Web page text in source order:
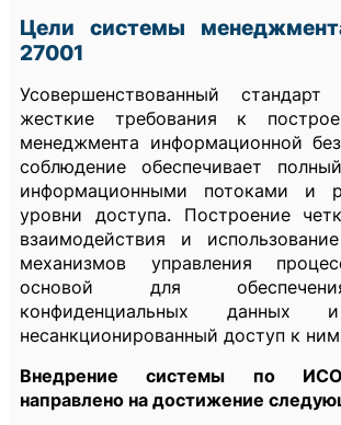
Цели системы
27001
Усовершенствованный стандарт
жесткие требования к
менеджмента информационной
соблюдение обеспечивает
информационными потоками и
уровни доступа. Построение
взаимодействия и
механизмов управления
основой для
конфиденциальных данных
несанкционированный доступ к
Внедрение системы по
направлено на достижение